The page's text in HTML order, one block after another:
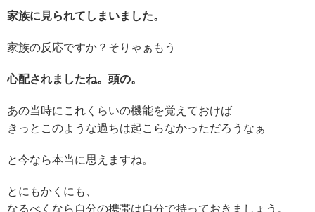
家族に見られてしまいました。
家族の反応ですか？そりゃぁもう
心配されましたね。 頭の。
あの当時にこれくらいの機能を覚えておけば
きっとこのような過ちは起こらなかっただろうなぁ
と今なら本当に思えますね。
とにもかくにも、
なるべくなら 自分の携帯は自分で持っておきましょう。